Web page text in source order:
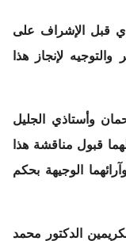
قبل الإشراف على
لإنجاز هذا
وأستاذي الجليل
قبول مناقشة هذا
الوجيهة بحكم
الدكتور محمد